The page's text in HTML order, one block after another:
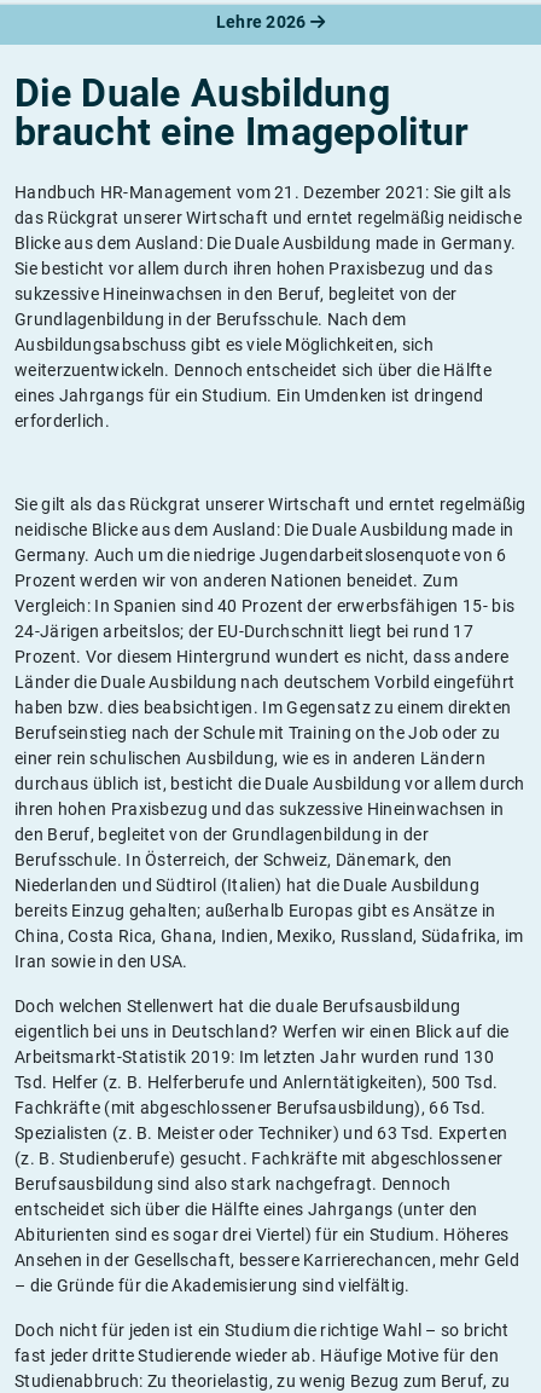
Lehre 2026
Die Duale Ausbildung
braucht eine Imagepolitur
Handbuch HR-Management vom 21. Dezember 2021: Sie gilt als
das Rückgrat unserer Wirtschaft und erntet regelmäßig neidische
Blicke aus dem Ausland: Die Duale Ausbildung made in Germany.
Sie besticht vor allem durch ihren hohen Praxisbezug und das
sukzessive Hineinwachsen in den Beruf, begleitet von der
Grundlagenbildung in der Berufsschule. Nach dem
Ausbildungsabschuss gibt es viele Möglichkeiten, sich
weiterzuentwickeln. Dennoch entscheidet sich über die Hälfte
eines Jahrgangs für ein Studium. Ein Umdenken ist dringend
erforderlich.
Sie gilt als das Rückgrat unserer Wirtschaft und erntet regelmäßig
neidische Blicke aus dem Ausland: Die Duale Ausbildung made in
Germany. Auch um die niedrige Jugendarbeitslosenquote von 6
Prozent werden wir von anderen Nationen beneidet. Zum
Vergleich: In Spanien sind 40 Prozent der erwerbsfähigen 15- bis
24-Järigen arbeitslos; der EU-Durchschnitt liegt bei rund 17
Prozent. Vor diesem Hintergrund wundert es nicht, dass andere
Länder die Duale Ausbildung nach deutschem Vorbild eingeführt
haben bzw. dies beabsichtigen. Im Gegensatz zu einem direkten
Berufseinstieg nach der Schule mit Training on the Job oder zu
einer rein schulischen Ausbildung, wie es in anderen Ländern
durchaus üblich ist, besticht die Duale Ausbildung vor allem durch
ihren hohen Praxisbezug und das sukzessive Hineinwachsen in
den Beruf, begleitet von der Grundlagenbildung in der
Berufsschule. In Österreich, der Schweiz, Dänemark, den
Niederlanden und Südtirol (Italien) hat die Duale Ausbildung
bereits Einzug gehalten; außerhalb Europas gibt es Ansätze in
China, Costa Rica, Ghana, Indien, Mexiko, Russland, Südafrika, im
Iran sowie in den USA.
Doch welchen Stellenwert hat die duale Berufsausbildung
eigentlich bei uns in Deutschland? Werfen wir einen Blick auf die
Arbeitsmarkt-Statistik 2019: Im letzten Jahr wurden rund 130
Tsd. Helfer (z. B. Helferberufe und Anlerntätigkeiten), 500 Tsd.
Fachkräfte (mit abgeschlossener Berufsausbildung), 66 Tsd.
Spezialisten (z. B. Meister oder Techniker) und 63 Tsd. Experten
(z. B. Studienberufe) gesucht. Fachkräfte mit abgeschlossener
Berufsausbildung sind also stark nachgefragt. Dennoch
entscheidet sich über die Hälfte eines Jahrgangs (unter den
Abiturienten sind es sogar drei Viertel) für ein Studium. Höheres
Ansehen in der Gesellschaft, bessere Karrierechancen, mehr Geld
– die Gründe für die Akademisierung sind vielfältig.
Doch nicht für jeden ist ein Studium die richtige Wahl – so bricht
fast jeder dritte Studierende wieder ab. Häufige Motive für den
Studienabbruch: Zu theorielastig, zu wenig Bezug zum Beruf, zu